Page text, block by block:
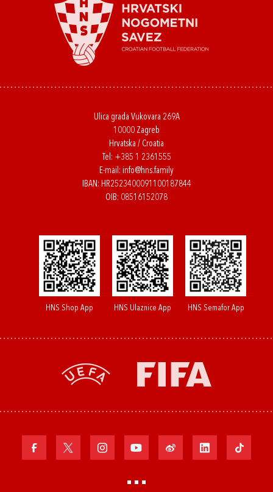
Ulica grada Vukovara 269A
10000 Zagreb
Hrvatska / Croatia
Tel: +385 1 2361555
E-mail: info@hns.family
IBAN: HR2523400091100187844
OIB: 08516152078
HNS Shop App HNS Ulaznice App HNS Semafor App